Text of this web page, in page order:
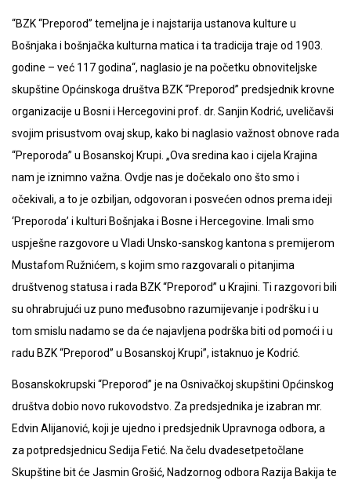
“BZK “Preporod” temeljna je i najstarija ustanova kulture u
Bošnjaka i bošnjačka kulturna matica i ta tradicija traje od 1903.
godine – već 117 godina“, naglasio je na početku obnoviteljske
skupštine Općinskoga društva BZK “Preporod” predsjednik krovne
organizacije u Bosni i Hercegovini prof. dr. Sanjin Kodrić, uveličavši
svojim prisustvom ovaj skup, kako bi naglasio važnost obnove rada
“Preporoda” u Bosanskoj Krupi. „Ova sredina kao i cijela Krajina
nam je iznimno važna. Ovdje nas je dočekalo ono što smo i
očekivali, a to je ozbiljan, odgovoran i posvećen odnos prema ideji
‘Preporoda’ i kulturi Bošnjaka i Bosne i Hercegovine. Imali smo
uspješne razgovore u Vladi Unsko-sanskog kantona s premijerom
Mustafom Ružnićem, s kojim smo razgovarali o pitanjima
društvenog statusa i rada BZK “Preporod” u Krajini. Ti razgovori bili
su ohrabrujući uz puno međusobno razumijevanje i podršku i u
tom smislu nadamo se da će najavljena podrška biti od pomoći i u
radu BZK “Preporod” u Bosanskoj Krupi”, istaknuo je Kodrić.
Bosanskokrupski “Preporod” je na Osnivačkoj skupštini Općinskog
društva dobio novo rukovodstvo. Za predsjednika je izabran mr.
Edvin Alijanović, koji je ujedno i predsjednik Upravnoga odbora, a
za potpredsjednicu Sedija Fetić. Na čelu dvadesetpetočlane
Skupštine bit će Jasmin Grošić, Nadzornog odbora Razija Bakija te